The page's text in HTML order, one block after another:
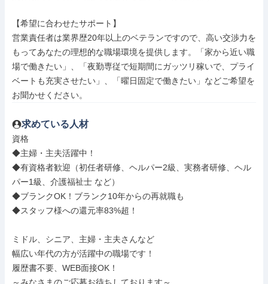
【希望に合わせたサポート】
営業責任者は業界歴20年以上のベテランですので、高い交渉力を
もってあなたの理想的な職場環境を提供します。「家から近い職
場で働きたい」、「夜勤専従で短期間にガッツリ稼いで、プライ
ベートも充実させたい」、「曜日固定で働きたい」などご希望を
お聞かせください。
求めている人材
資格
◆主婦・主夫活躍中！
◆有資格者歓迎（初任者研修、ヘルパー2級、実務者研修、ヘル
パー1級、介護福祉士 など）
◆ブランクOK！ブランク10年からの再就職も
◆スタッフ様への還元率83%超！
ミドル、シニア、主婦・主夫さんなど
幅広い年代の方が活躍中の職場です！
履歴書不要、WEB面接OK！